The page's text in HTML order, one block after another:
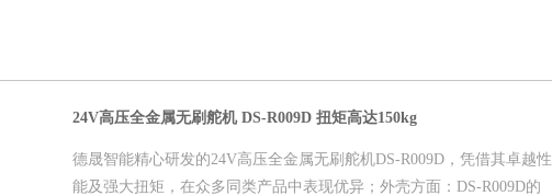
24V高压全金属无刷舵机 DS-R009D 扭矩高达150kg
德晟智能精心研发的24V高压全金属无刷舵机DS-R009D，凭借其卓越性
能及强大扭矩，在众多同类产品中表现优异；外壳方面：DS-R009D的